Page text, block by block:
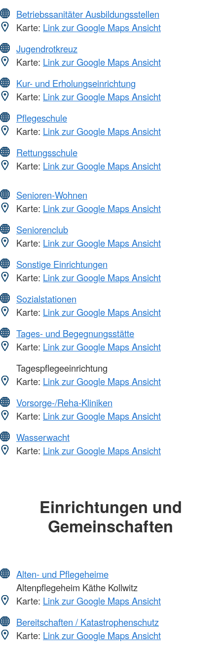
Betriebssanitäter Ausbildungsstellen
Karte: Link zur Google Maps Ansicht
Jugendrotkreuz
Karte: Link zur Google Maps Ansicht
Kur- und Erholungseinrichtung
Karte: Link zur Google Maps Ansicht
Pflegeschule
Karte: Link zur Google Maps Ansicht
Rettungsschule
Karte: Link zur Google Maps Ansicht
Senioren-Wohnen
Karte: Link zur Google Maps Ansicht
Seniorenclub
Karte: Link zur Google Maps Ansicht
Sonstige Einrichtungen
Karte: Link zur Google Maps Ansicht
Sozialstationen
Karte: Link zur Google Maps Ansicht
Tages- und Begegnungsstätte
Karte: Link zur Google Maps Ansicht
Tagespflegeeinrichtung
Karte: Link zur Google Maps Ansicht
Vorsorge-/Reha-Kliniken
Karte: Link zur Google Maps Ansicht
Wasserwacht
Karte: Link zur Google Maps Ansicht
Einrichtungen und
Gemeinschaften
Alten- und Pflegeheime
Altenpflegeheim Käthe Kollwitz
Karte: Link zur Google Maps Ansicht
Bereitschaften / Katastrophenschutz
Karte: Link zur Google Maps Ansicht